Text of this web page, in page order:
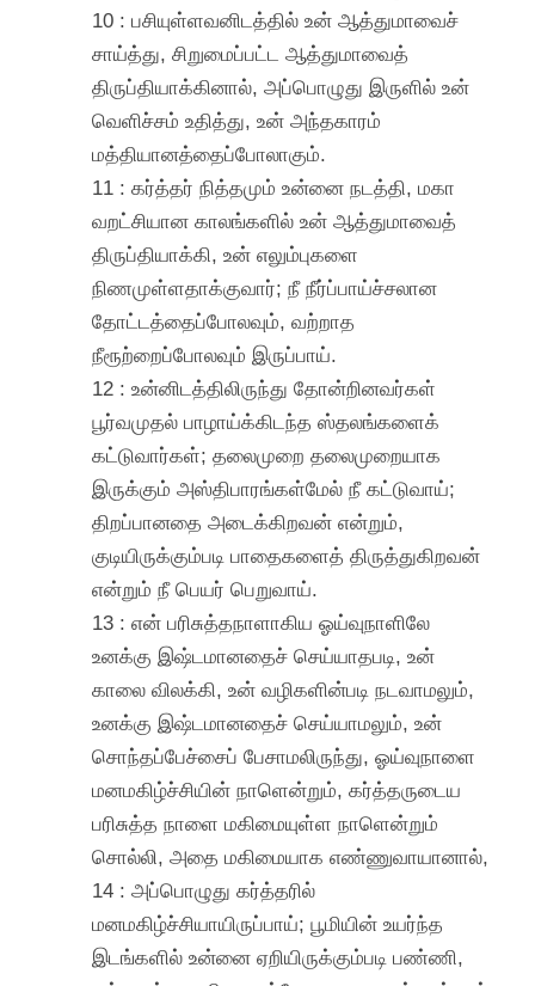
10 : பசியுள்ளவனிடத்தில் உன் ஆத்துமாவைச்
சாய்த்து, சிறுமைப்பட்ட ஆத்துமாவைத்
திருப்தியாக்கினால், அப்பொழுது இருளில் உன்
வெளிச்சம் உதித்து, உன் அந்தகாரம்
மத்தியானத்தைப்போலாகும்.
11 : கர்த்தர் நித்தமும் உன்னை நடத்தி, மகா
வறட்சியான காலங்களில் உன் ஆத்துமாவைத்
திருப்தியாக்கி, உன் எலும்புகளை
நிணமுள்ளதாக்குவார்; நீ நீர்ப்பாய்ச்சலான
தோட்டத்தைப்போலவும், வற்றாத
நீரூற்றைப்போலவும் இருப்பாய்.
12 : உன்னிடத்திலிருந்து தோன்றினவர்கள்
பூர்வமுதல் பாழாய்க்கிடந்த ஸ்தலங்களைக்
கட்டுவார்கள்; தலைமுறை தலைமுறையாக
இருக்கும் அஸ்திபாரங்கள்மேல் நீ கட்டுவாய்;
திறப்பானதை அடைக்கிறவன் என்றும்,
குடியிருக்கும்படி பாதைகளைத் திருத்துகிறவன்
என்றும் நீ பெயர் பெறுவாய்.
13 : என் பரிசுத்தநாளாகிய ஓய்வுநாளிலே
உனக்கு இஷ்டமானதைச் செய்யாதபடி, உன்
காலை விலக்கி, உன் வழிகளின்படி நடவாமலும்,
உனக்கு இஷ்டமானதைச் செய்யாமலும், உன்
சொந்தப்பேச்சைப் பேசாமலிருந்து, ஓய்வுநாளை
மனமகிழ்ச்சியின் நாளென்றும், கர்த்தருடைய
பரிசுத்த நாளை மகிமையுள்ள நாளென்றும்
சொல்லி, அதை மகிமையாக எண்ணுவாயானால்,
14 : அப்பொழுது கர்த்தரில்
மனமகிழ்ச்சியாயிருப்பாய்; பூமியின் உயர்ந்த
இடங்களில் உன்னை ஏறியிருக்கும்படி பண்ணி,